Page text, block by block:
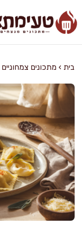
לתוכן
בית › מתכונים צמחוניים